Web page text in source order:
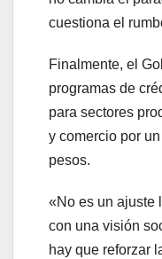
cuestiona el
Finalmente, el
programas de
para sectores
y comercio por
pesos.
«No es un ajuste
con una visión
hay que reforzar